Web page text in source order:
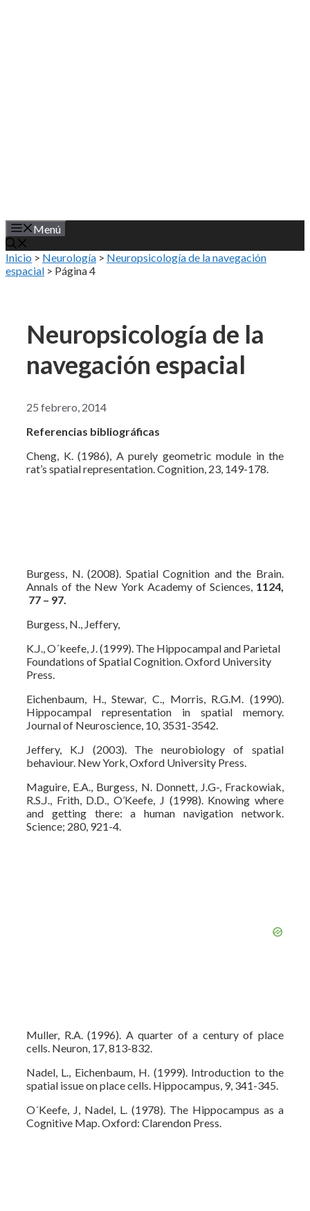
Menú
Inicio > Neurología > Neuropsicología de la navegación
espacial > Página 4
Neuropsicología de la
navegación espacial
25 febrero, 2014
Referencias bibliográficas
Cheng, K. (1986), A purely geometric module in the
rat’s spatial representation. Cognition, 23, 149-178.
Burgess, N. (2008). Spatial Cognition and the Brain.
Annals of the New York Academy of Sciences, 1124,
77 – 97.
Burgess, N., Jeffery,
K.J., O´keefe, J. (1999). The Hippocampal and Parietal
Foundations of Spatial Cognition. Oxford University
Press.
Eichenbaum, H., Stewar, C., Morris, R.G.M. (1990).
Hippocampal representation in spatial memory.
Journal of Neuroscience, 10, 3531-3542.
Jeffery, K.J (2003). The neurobiology of spatial
behaviour. New York, Oxford University Press.
Maguire, E.A., Burgess, N. Donnett, J.G-, Frackowiak,
R.S.J., Frith, D.D., O’Keefe, J (1998). Knowing where
and getting there: a human navigation network.
Science; 280, 921-4.
Muller, R.A. (1996). A quarter of a century of place
cells. Neuron, 17, 813-832.
Nadel, L., Eichenbaum, H. (1999). Introduction to the
spatial issue on place cells. Hippocampus, 9, 341-345.
O´Keefe, J, Nadel, L. (1978). The Hippocampus as a
Cognitive Map. Oxford: Clarendon Press.